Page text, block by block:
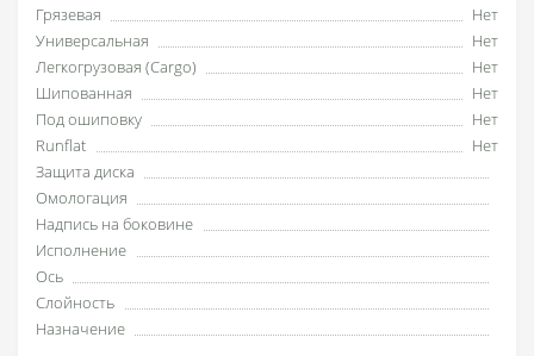
Грязевая
Нет
Универсальная
Нет
Легкогрузовая (Cargo)
Нет
Шипованная
Нет
Под ошиповку
Нет
Runflat
Нет
Защита диска
Омологация
Надпись на боковине
Исполнение
Ось
Слойность
Назначение